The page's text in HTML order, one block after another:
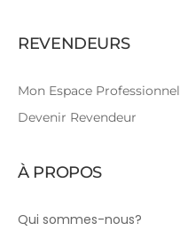
REVENDEURS
Mon Espace Professionnel
Devenir Revendeur
À PROPOS
Qui sommes-nous?